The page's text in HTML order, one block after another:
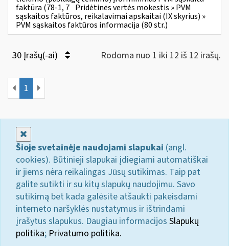
faktūra (78-1, 7 Pridėtinės vertės mokestis » PVM
sąskaitos faktūros, reikalavimai apskaitai (IX skyrius) »
PVM sąskaitos faktūros informacija (80 str.)
30 Įrašų(-ai) Rodoma nuo 1 iki 12 iš 12 irašų.
1
Šioje svetainėje naudojami slapukai (angl.
cookies). Būtinieji slapukai įdiegiami automatiškai
ir jiems nėra reikalingas Jūsų sutikimas. Taip pat
galite sutikti ir su kitų slapukų naudojimu. Savo
sutikimą bet kada galėsite atšaukti pakeisdami
interneto naršyklės nustatymus ir ištrindami
įrašytus slapukus. Daugiau informacijos Slapukų
politika; Privatumo politika.